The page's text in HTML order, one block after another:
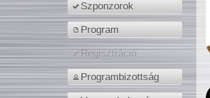
Szponzorok
Program
Regisztráció
Programbizottság